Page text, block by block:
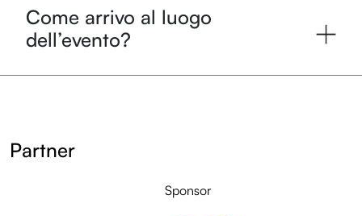
Come arrivo al luogo
dell’evento?
Partner
Sponsor